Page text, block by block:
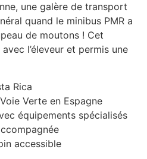
une galère de transport
quand le minibus PMR a
de moutons ! Cet
l’éleveur et permis une
Rica
Verte en Espagne
équipements spécialisés
accessible